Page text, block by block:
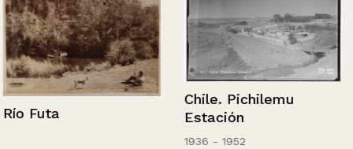
Río Futa
Chile. Pichilemu
Estación
1936 - 1952